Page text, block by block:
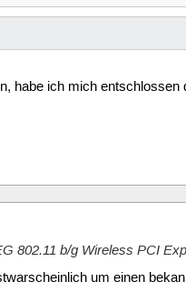
habe ich mich
802.11 b/g Wireless PCI
um einen